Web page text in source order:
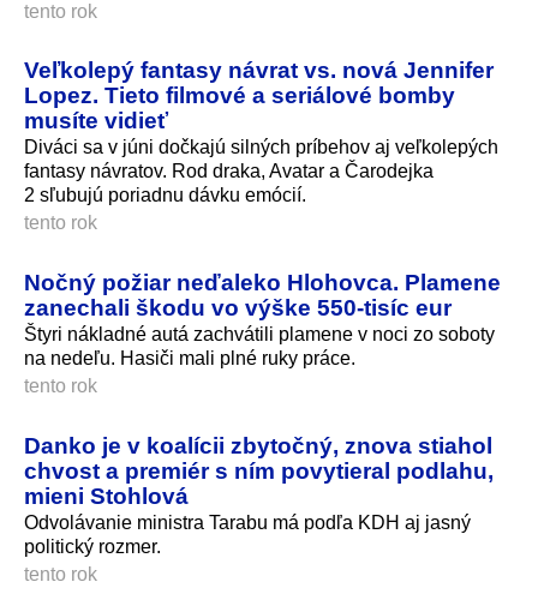
tento rok
Veľkolepý fantasy návrat vs. nová Jennifer
Lopez. Tieto filmové a seriálové bomby
musíte vidieť
Diváci sa v júni dočkajú silných príbehov aj veľkolepých
fantasy návratov. Rod draka, Avatar a Čarodejka
2 sľubujú poriadnu dávku emócií.
tento rok
Nočný požiar neďaleko Hlohovca. Plamene
zanechali škodu vo výške 550-tisíc eur
Štyri nákladné autá zachvátili plamene v noci zo soboty
na nedeľu. Hasiči mali plné ruky práce.
tento rok
Danko je v koalícii zbytočný, znova stiahol
chvost a premiér s ním povytieral podlahu,
mieni Stohlová
Odvolávanie ministra Tarabu má podľa KDH aj jasný
politický rozmer.
tento rok